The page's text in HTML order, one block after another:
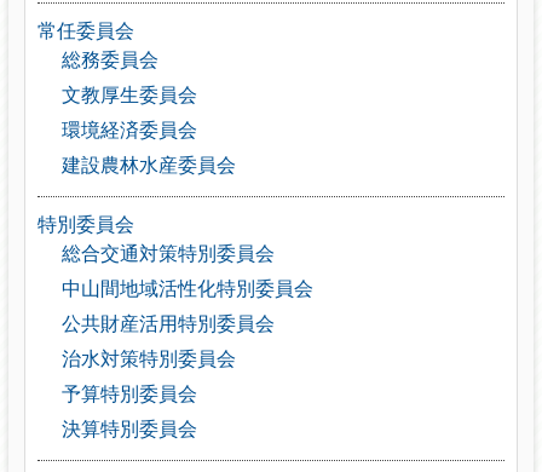
常任委員会
総務委員会
文教厚生委員会
環境経済委員会
建設農林水産委員会
特別委員会
総合交通対策特別委員会
中山間地域活性化特別委員会
公共財産活用特別委員会
治水対策特別委員会
予算特別委員会
決算特別委員会